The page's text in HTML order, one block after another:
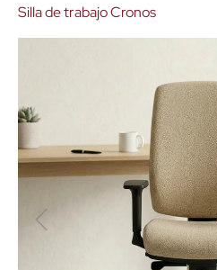
Silla de trabajo Cronos